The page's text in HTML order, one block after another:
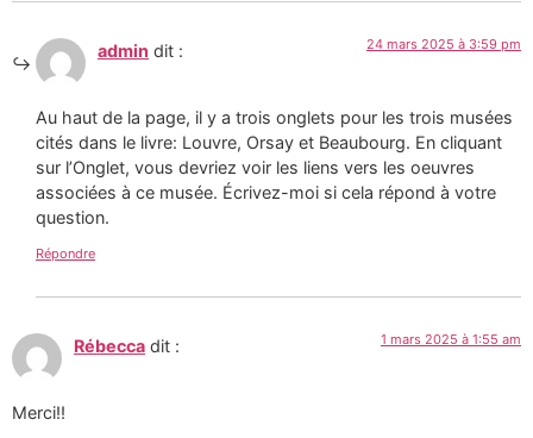
admin dit : 24 mars 2025 à 3:59 pm
Au haut de la page, il y a trois onglets pour les trois musées
cités dans le livre: Louvre, Orsay et Beaubourg. En cliquant
sur l’Onglet, vous devriez voir les liens vers les oeuvres
associées à ce musée. Écrivez-moi si cela répond à votre
question.
Répondre
Rébecca dit : 1 mars 2025 à 1:55 am
Merci!!